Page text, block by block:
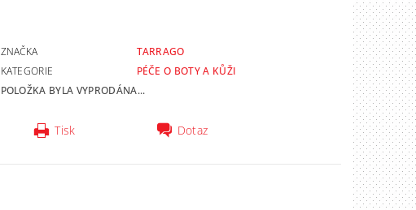
ZNAČKA
TARRAGO
KATEGORIE
PÉČE O BOTY A KŮŽI
POLOŽKA BYLA VYPRODÁNA...
Tisk Dotaz